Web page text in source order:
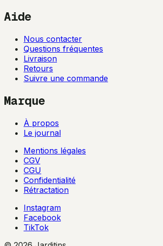
Aide
Nous contacter
Questions fréquentes
Livraison
Retours
Suivre une commande
Marque
À propos
Le journal
Mentions légales
CGV
CGU
Confidentialité
Rétractation
Instagram
Facebook
TikTok